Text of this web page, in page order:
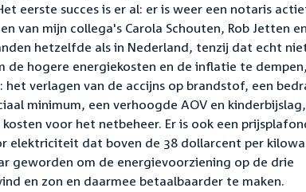
eerste succes is er al: er is weer een notaris
van mijn collega's Carola Schouten, Rob Jetten en
hetzelfde als in Nederland, tenzij dat echt
hogere energiekosten en de inflatie te dempen,
verlagen van de accijns op brandstof, een
minimum, een verhoogde AOV en
voor het netbeheer. Er is ook een
elektriciteit dat boven de 38 dollarcent per
geworden om de energievoorziening op de drie
en zon en daarmee betaalbaarder te maken.